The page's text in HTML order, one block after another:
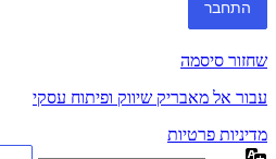
שחזור סיסמה
עבור אל מאבריק שיווק ופיתוח עסקי
מדיניות פרטיות